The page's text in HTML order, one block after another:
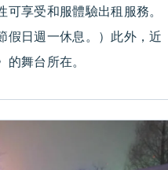
享受和服體驗出租服務。
假日週一休息。）此外，近
舞台所在。